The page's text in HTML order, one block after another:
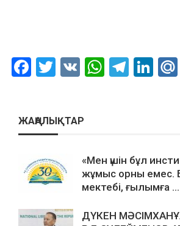
Facebook
Twitter
VK
ЖАҢАЛЫҚТАР
«Мен үшін бұл
жұмыс орны емес.
мектебі, ғылымға ...
ДҮКЕН